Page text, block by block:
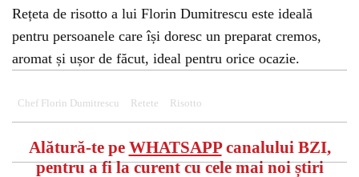
Rețeta de risotto a lui Florin Dumitrescu este ideală
pentru persoanele care își doresc un preparat cremos,
aromat și ușor de făcut, ideal pentru orice ocazie.
Chef Florin Dumitrescu Retete Risotto
Alătură-te pe WHATSAPPcanalului BZI,
pentru a fi la curent cu cele mai noi știri